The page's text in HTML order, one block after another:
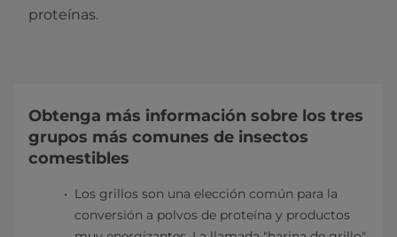
proteínas.
Obtenga más información sobre los tres
grupos más comunes de insectos
comestibles
Los grillos son una elección común para la
conversión a polvos de proteína y productos